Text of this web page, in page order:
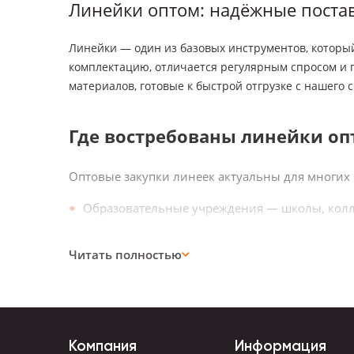
Линейки оптом: надёжные
Линейки — один из базовых инструментов,
комплектацию, отличается регулярным спросом
материалов, готовые к быстрой отгрузке с нашего
Где востребованы линейки
Оптовые закупки линеек актуальны для
Образовательные учреждения — школы,
Читать полностью
Компания Информация